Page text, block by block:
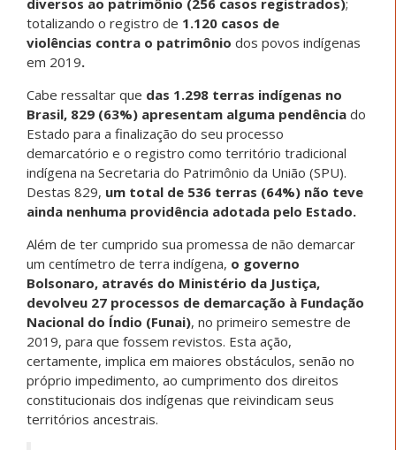
totalizando o registro de 1.120 casos de
violências contra o patrimônio dos povos indígenas
em 2019.
Cabe ressaltar que das 1.298 terras indígenas no
Brasil, 829 (63%) apresentam alguma pendência do
Estado para a finalização do seu processo
demarcatório e o registro como território tradicional
indígena na Secretaria do Patrimônio da União (SPU).
Destas 829, um total de 536 terras (64%) não teve
ainda nenhuma providência adotada pelo Estado.
Além de ter cumprido sua promessa de não demarcar
um centímetro de terra indígena, o governo
Bolsonaro, através do Ministério da Justiça,
devolveu 27 processos de demarcação à Fundação
Nacional do Índio (Funai), no primeiro semestre de
2019, para que fossem revistos. Esta ação,
certamente, implica em maiores obstáculos, senão no
próprio impedimento, ao cumprimento dos direitos
constitucionais dos indígenas que reivindicam seus
territórios ancestrais.